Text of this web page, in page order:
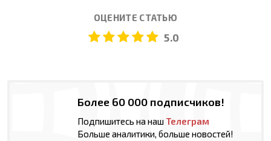
ОЦЕНИТЕ СТАТЬЮ
5.0
Более 60 000 подписчиков!
Подпишитесь на наш Телеграм
Больше аналитики, больше новостей!